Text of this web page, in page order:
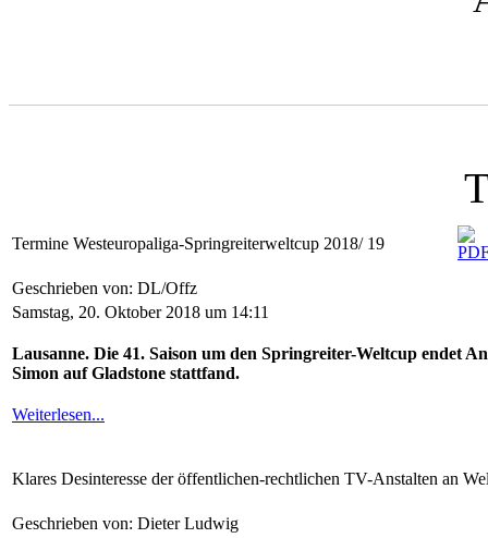
Termine Westeuropaliga-Springreiterweltcup 2018/ 19
Geschrieben von: DL/Offz
Samstag, 20. Oktober 2018 um 14:11
Lausanne. Die 41. Saison um den Springreiter-Weltcup endet
Simon auf Gladstone stattfand.
Weiterlesen...
Klares Desinteresse der öffentlichen-rechtlichen TV-Anstalten an
Geschrieben von: Dieter Ludwig